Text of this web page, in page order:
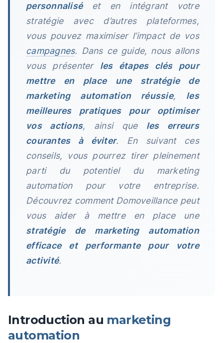
personnaliséet en intégrant votre
stratégie avec d’autres plateformes,
vous pouvez maximiser l’impact de vos
campagnes. Dans ce guide, nous allons
vous présenter les étapes clés pour
mettre en place une stratégie de
marketing automation réussie, les
meilleures pratiques pour optimiser
vos actions, ainsi que les erreurs
courantes à éviter. En suivant ces
conseils, vous pourrez tirer pleinement
parti du potentiel du marketing
automation pour votre entreprise.
Découvrez comment Domoveillance peut
vous aider à mettre en place une
stratégie de marketing automation
efficace et performante pour votre
activité.
Introduction au marketing
automation